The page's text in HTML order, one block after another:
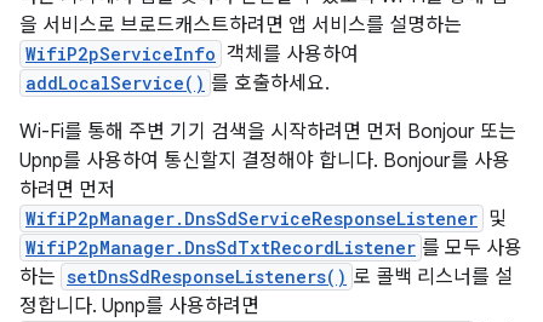
을 서비스로 브로드캐스트하려면 앱 서비스를 설명하는
WifiP2pServiceInfo 객체를 사용하여
addLocalService() 를 호출하세요.
Wi-Fi를 통해 주변 기기 검색을 시작하려면 먼저 Bonjour 또는
Upnp를 사용하여 통신할지 결정해야 합니다. Bonjour를 사용
하려면 먼저
WifiP2pManager.DnsSdServiceResponseListener 및
WifiP2pManager.DnsSdTxtRecordListener 를 모두 사용
하는 setDnsSdResponseListeners() 로 콜백 리스너를 설
정합니다. Upnp를 사용하려면